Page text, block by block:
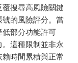
搜尋高風險關鍵
的風險評分。當
低部分功能許可
這種限制並非永
時間累積與正常